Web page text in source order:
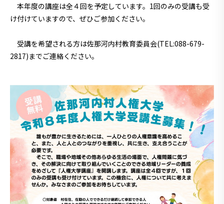
本年度の講座は全４回を予定しています。1回のみの受講も受
け付けていますので、ぜひご参加ください。
受講を希望される方は佐那河内村教育委員会(TEL:088-679-
2817)までご連絡ください。